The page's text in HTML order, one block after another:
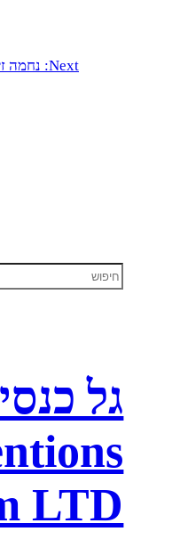
Next: נחמה
גל
LTD